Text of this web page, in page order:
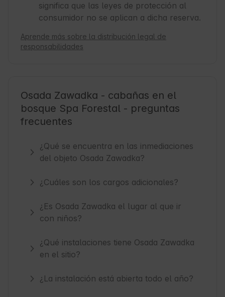
significa que las leyes de protección al
consumidor no se aplican a dicha reserva.
Aprende más sobre la distribución legal de
responsabilidades
Osada Zawadka - cabañas en el
bosque Spa Forestal - preguntas
frecuentes
¿Qué se encuentra en las inmediaciones
del objeto Osada Zawadka?
¿Cuáles son los cargos adicionales?
¿Es Osada Zawadka el lugar al que ir
con niños?
¿Qué instalaciones tiene Osada Zawadka
en el sitio?
¿La instalación está abierta todo el año?